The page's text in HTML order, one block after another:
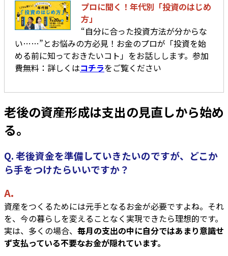
プロに聞く！年代別「投資のはじめ
方」
“自分に合った投資方法が分からな
い……”とお悩みの方必見！お金のプロが「投資を始
める前に知っておきたいコト」をお話しします。参加
費無料：詳しくはコチラをご覧ください
老後の資産形成は支出の見直しから始め
る。
Q. 老後資金を準備していきたいのですが、どこか
ら手をつけたらいいですか？
A.
資産をつくるためには元手となるお金が必要ですよね。それ
を、今の暮らしを変えることなく実現できたら理想的です。
実は、多くの場合、 毎月の支出の中に自分ではあまり意識せ
ず支払っている不要なお金が隠れています。